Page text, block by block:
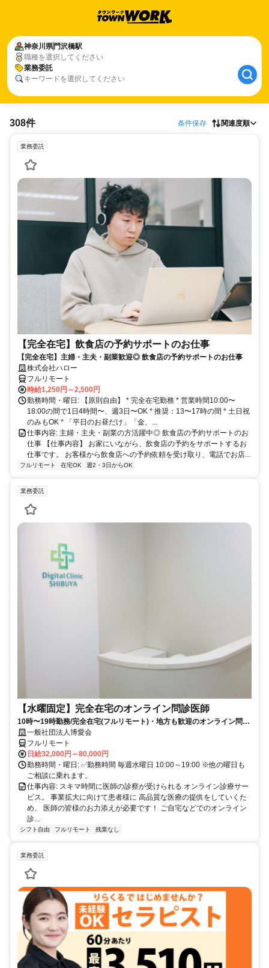
神奈川県 門沢橋駅
職種を選択してください
業務委託
キーワードを選択してください
308件 条件保存 関連度順
業務委託
【完全在宅】飲食店の予約サポートのお仕事
【完全在宅】主婦・主夫・副業歓迎◎ 飲食店の予約サポートのお仕事
株式会社ハロー
フルリモート
時給1,250円～2,500円
勤務時間・曜日: 【原則自由】 * 完全在宅勤務 * 営業時間10:00〜
18:00の間で1日4時間〜、週3日〜OK * 推奨：13〜17時の間 * 土日祝
のみもOK * 「平日のお昼だけ」「金、...
仕事内容: 主婦・主夫・副業の方活躍中◎ 飲食店の予約サポートのお
仕事 【仕事内容】 お家にいながら、飲食店の予約をサポートするお
仕事です。 お客様から飲食店への予約依頼を受け取り、電話でお店...
フルリモート 在宅OK 週2・3日からOK
業務委託
【水曜固定】完全在宅のオンライン問診医師
10時〜19時勤務/完全在宅(フルリモート)・地方も歓迎のオンライン問診
業務一般社団法人博愛会
フルリモート
日給32,000円～80,000円
勤務時間・曜日: ✅勤務時間 毎週水曜日 10:00～19:00 ※他の曜日も
ご相談に乗れます。
仕事内容: スキマ時間に医師の診察が受けられる オンライン診療サー
ビス。 事業拡大に向けて患者様に 高品質な医療の提供をしていくた
め、 医師の皆様のお力添えが必要です！ ご自宅などでのオンライン
診...
シフト自由 フルリモート 残業なし
業務委託